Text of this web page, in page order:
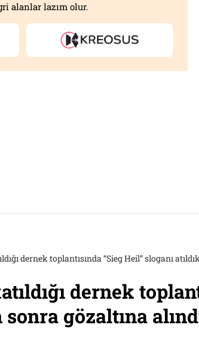
alanlar lazım olur.
dernek toplantısında “Sieg Heil” sloganı
dernek
gözaltına